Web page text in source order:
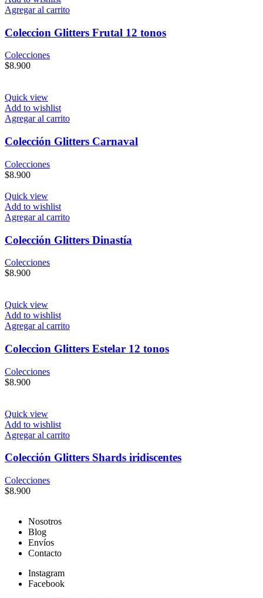
Agregar al carrito
Coleccion Glitters Frutal 12 tonos
Colecciones
$8.900
Quick view
Add to wishlist
Agregar al carrito
Colección Glitters Carnaval
Colecciones
$8.900
Quick view
Add to wishlist
Agregar al carrito
Colección Glitters Dinastía
Colecciones
$8.900
Quick view
Add to wishlist
Agregar al carrito
Coleccion Glitters Estelar 12 tonos
Colecciones
$8.900
Quick view
Add to wishlist
Agregar al carrito
Colección Glitters Shards iridiscentes
Colecciones
$8.900
Nosotros
Blog
Envíos
Contacto
Instagram
Facebook